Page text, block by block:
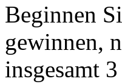
Beginnen
gewinnen,
insgesamt